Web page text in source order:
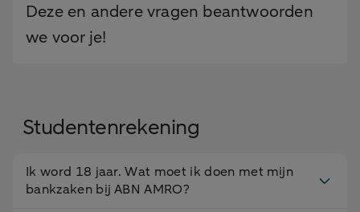
Deze en andere vragen beantwoorden
we voor je!
Studentenrekening
Ik word 18 jaar. Wat moet ik doen met mijn
bankzaken bij ABN AMRO?